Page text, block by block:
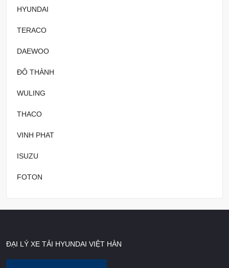
HYUNDAI
TERACO
DAEWOO
ĐÔ THÀNH
WULING
THACO
VINH PHAT
ISUZU
FOTON
ĐẠI LÝ XE TẢI HYUNDAI VIỆT HÀN